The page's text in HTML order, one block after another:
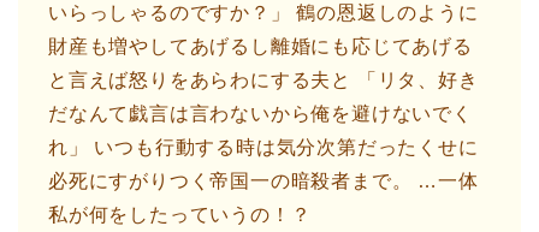
いらっしゃるのですか？」 鶴の恩返しのように
財産も増やしてあげるし離婚にも応じてあげる
と言えば怒りをあらわにする夫と 「リタ、好き
だなんて戯言は言わないから俺を避けないでく
れ」 いつも行動する時は気分次第だったくせに
必死にすがりつく帝国一の暗殺者まで。 …一体
私が何をしたっていうの！？